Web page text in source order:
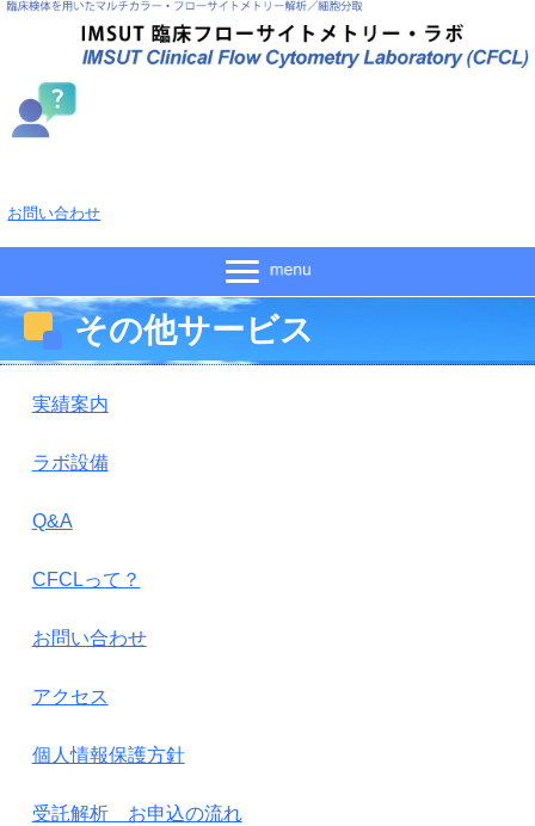
お問い合わせ
その他サービス
実績案内
ラボ設備
Q&A
CFCLって？
お問い合わせ
アクセス
個人情報保護方針
受託解析 お申込の流れ